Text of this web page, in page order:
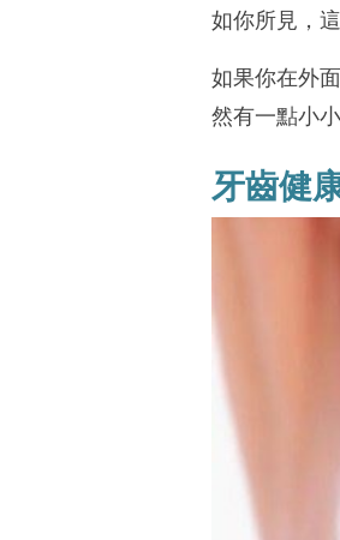
如你所見，
如果你在外
然有一點小
牙齒健